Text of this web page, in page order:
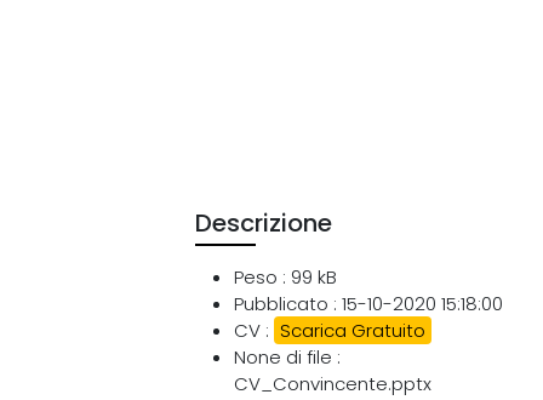
Descrizione
Peso : 99 kB
Pubblicato : 15-10-2020 15:18:00
CV : Scarica Gratuito
None di file :
CV_Convincente.pptx